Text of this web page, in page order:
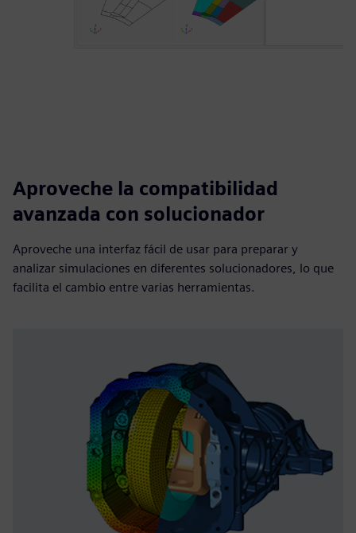
Aproveche la compatibilidad
avanzada con solucionador
Aproveche una interfaz fácil de usar para preparar y
analizar simulaciones en diferentes solucionadores, lo que
facilita el cambio entre varias herramientas.